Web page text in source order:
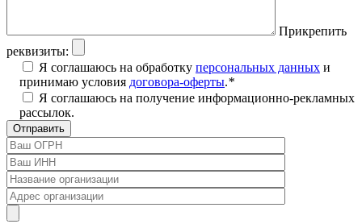
Прикрепить
реквизиты:
Я соглашаюсь на обработку персональных данных и
принимаю условия договора-оферты.*
Я соглашаюсь на получение информационно-рекламных
рассылок.